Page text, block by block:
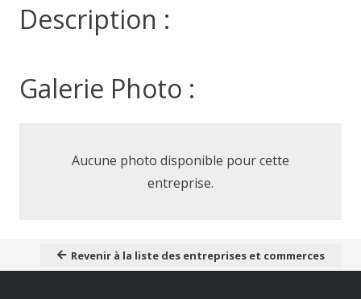
Description :
Galerie Photo :
Aucune photo disponible pour cette
entreprise.
Revenir à la liste des entreprises et commerces